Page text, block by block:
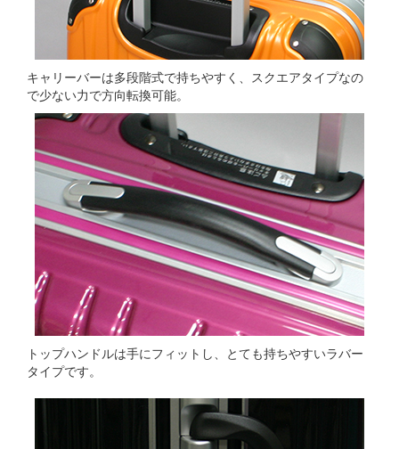
キャリーバーは多段階式で持ちやすく、スクエアタイプなの
で少ない力で方向転換可能。
トップハンドルは手にフィットし、とても持ちやすいラバー
タイプです。